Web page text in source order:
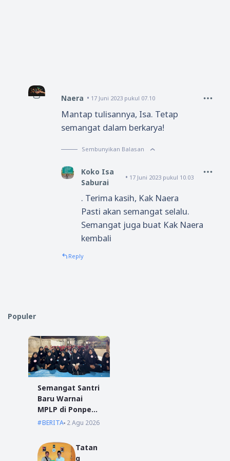
Naera 17 Juni 2023 pukul 07.10
Mantap tulisannya, Isa. Tetap
semangat dalam berkarya!
Sembunyikan Balasan
Koko Isa
Saburai
17 Juni 2023 pukul 10.03
. Terima kasih, Kak Naera
Pasti akan semangat selalu.
Semangat juga buat Kak Naera
kembali
Reply
Populer
Semangat Santri
Baru Warnai
MPLP di Ponpes
Miftahul Ulum
BERITA 2 Agu 2026
Tatan
g